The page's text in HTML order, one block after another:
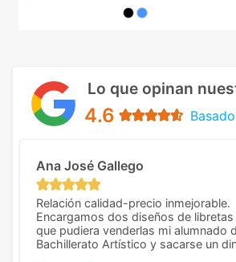
Lo que opinan
4.6
Ana José Gallego
Relación calidad-precio inmejorable.
Encargamos dos diseños de libretas
que pudiera venderlas mi alumnado
Bachillerato Artístico y sacarse un